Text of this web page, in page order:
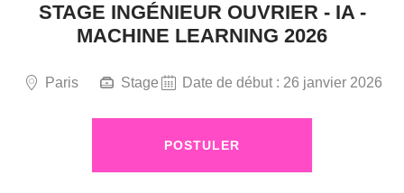
STAGE INGÉNIEUR OUVRIER - IA -
MACHINE LEARNING 2026
Paris Stage Date de début : 26 janvier 2026
POSTULER